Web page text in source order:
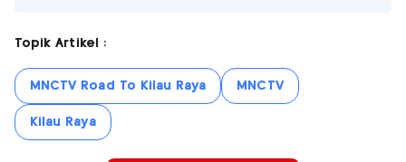
Topik Artikel :
MNCTV Road To Kilau Raya MNCTV
Kilau Raya